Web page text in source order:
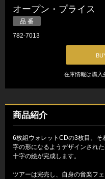
オープン・プライス
品 番
782-7013
在庫情報は購入
商品紹介
6枚組ウォレットCDの3枚目。
字の形になるようデザインされ
十字の絵が完成します。
ツアーは完売し、自身の音楽フ